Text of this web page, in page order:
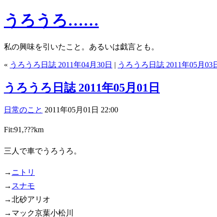
うろうろ……
私の興味を引いたこと。あるいは戯言とも。
« うろうろ日誌 2011年04月30日 | うろうろ日誌 2011年05月03
うろうろ日誌 2011年05月01日
日常のこと 2011年05月01日 22:00
Fit:91,???km
三人で車でうろうろ。
→ ニトリ
→ スナモ
→北砂アリオ
→マック京葉小松川